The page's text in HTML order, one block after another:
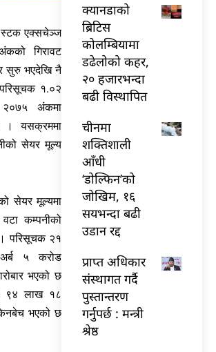
एक्सचेञ्ज
गिरावट
सुरु भएदेखि नै
१.०२
अंकमा
। यसक्रममा
सेयर मूल्य
सेयर मूल्यमा
कम्पनीको
परिसूचक २१
५ करोड
भएको छ
९४ लाख १८
भएको छ
क्यानडाको
ब्रिटिस
कोलम्बियामा
डढेलोको कहर,
२० हजारभन्दा
बढी विस्थापित
चीनमा
शक्तिशाली
आँधी
‘डोल्फिन’को
जोखिम, १६
सयभन्दा बढी
उडान रद्द
प्राप्त अधिकार
संस्थागत गर्दै
पुस्तान्तरण
गर्नुपर्छ : मन्त्री
श्रेष्ठ